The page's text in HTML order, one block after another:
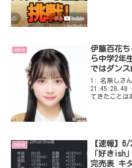
AKB48
伊藤百花
ら中学2年
ではダン
サークル
やな
1: 名無しさ
21:45:28.48
てきたことは
AKB48
【速報】
「好きish
完売表